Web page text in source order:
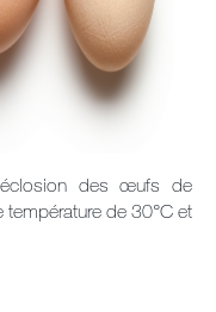
des œufs de
de 30°C et